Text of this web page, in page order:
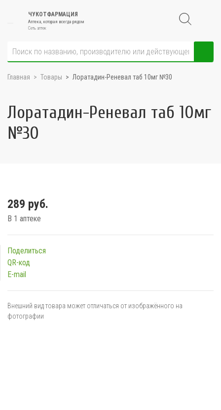
ЧУКОТФАРМАЦИЯ
Аптека, которая всегда рядом
Сеть аптек
Главная Товары Лоратадин-Реневал таб 10мг №30
Лоратадин-Реневал таб 10мг
№30
289 руб.
В 1 аптеке
Поделиться
QR-код
E-mail
Внешний вид товара может отличаться от изображённого на
фотографии